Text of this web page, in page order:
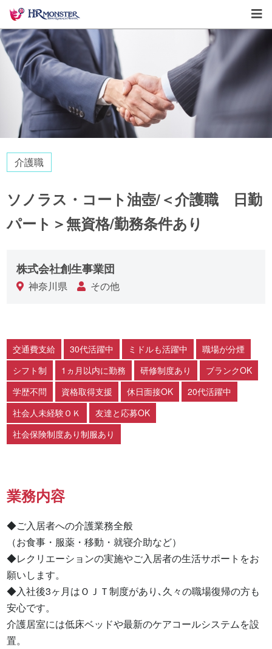
介護職
ソノラス・コート油壺/＜介護職 日勤
パート＞無資格/勤務条件あり
株式会社創生事業団
神奈川県 その他
交通費支給 30代活躍中 ミドルも活躍中
職場が分煙
シフト制
1ヵ月以内に勤務 研修制度あり
ブランクOK
学歴不問
資格取得支援 休日面接OK
20代活躍中
社会人未経験ＯＫ
友達と応募OK
社会保険制度あり制服あり
業務内容
◆ご入居者への介護業務全般
（お食事・服薬・移動・就寝介助など）
◆レクリエーションの実施やご入居者の生活サポートをお
願いします。
◆入社後3ヶ月はＯＪＴ制度があり､久々の職場復帰の方も
安心です。
介護居室には低床ベッドや最新のケアコールシステムを設
置。